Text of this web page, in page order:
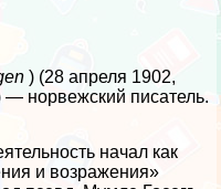
) (28 апреля 1902,
норвежский писатель.
начал как
и возражения»